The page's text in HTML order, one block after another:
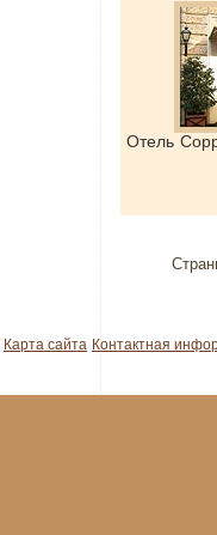
Отель
Карта сайта Контактная